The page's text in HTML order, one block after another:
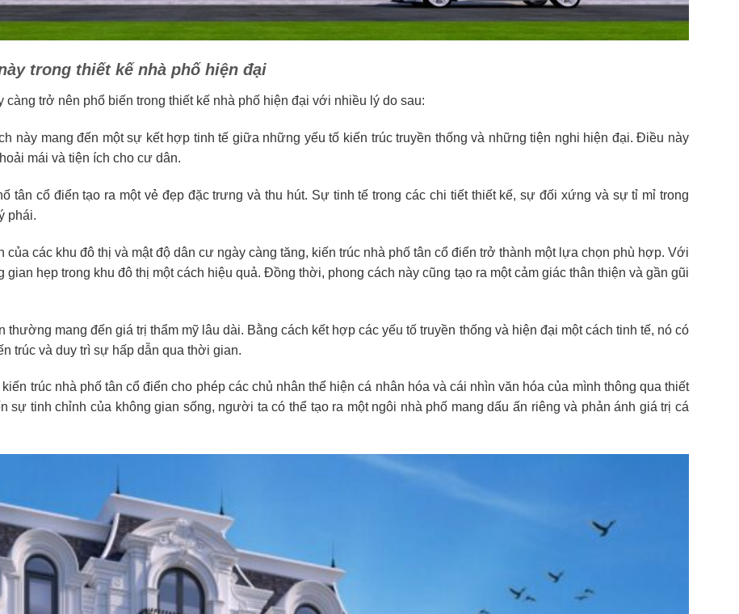
trong thiết kế nhà phố hiện đại
trở nên phổ biến trong thiết kế nhà phố hiện đại với nhiều lý do sau:
này mang đến một sự kết hợp tinh tế giữa những yếu tố kiến trúc truyền thống và những tiện nghi hiện đại. Điều này
mái và tiện ích cho cư dân.
tân cổ điển tạo ra một vẻ đẹp đặc trưng và thu hút. Sự tinh tế trong các chi tiết thiết kế, sự đối xứng và sự tỉ mỉ trong
phái.
các khu đô thị và mật độ dân cư ngày càng tăng, kiến trúc nhà phố tân cổ điển trở thành một lựa chọn phù hợp. Với
hẹp trong khu đô thị một cách hiệu quả. Đồng thời, phong cách này cũng tạo ra một cảm giác thân thiện và gần gũi
thường mang đến giá trị thẩm mỹ lâu dài. Bằng cách kết hợp các yếu tố truyền thống và hiện đại một cách tinh tế, nó có
trúc và duy trì sự hấp dẫn qua thời gian.
trúc nhà phố tân cổ điển cho phép các chủ nhân thể hiện cá nhân hóa và cái nhìn văn hóa của mình thông qua thiết
sự tinh chỉnh của không gian sống, người ta có thể tạo ra một ngôi nhà phố mang dấu ấn riêng và phản ánh giá trị cá